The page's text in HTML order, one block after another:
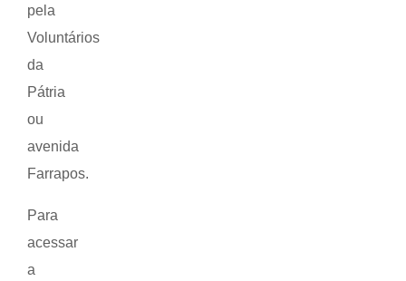
pela
Voluntários
da
Pátria
ou
avenida
Farrapos.
Para
acessar
a